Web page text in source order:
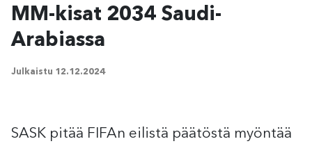
MM-kisat 2034 Saudi-
Arabiassa
Julkaistu 12.12.2024
SASK pitää FIFAn eilistä päätöstä myöntää